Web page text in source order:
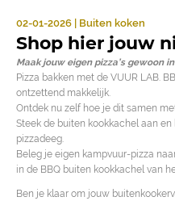
02-01-2026 | Buiten koken
Shop hier jouw
Maak jouw eigen pizza’s gewoon
Pizza bakken met de VUUR LAB.
ontzettend makkelijk.
Ontdek nu zelf hoe je dit samen
Steek de buiten kookkachel aan
pizzadeeg.
Beleg je eigen kampvuur-pizza
in de BBQ buiten kookkachel van
Ben je klaar om jouw